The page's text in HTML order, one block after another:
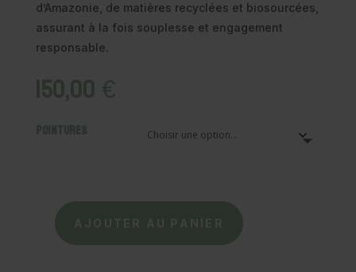
d’Amazonie, de matières recyclées et biosourcées,
assurant à la fois souplesse et engagement
responsable.
150,00€
Pointures
quantitéAJOUTER AU PANIER